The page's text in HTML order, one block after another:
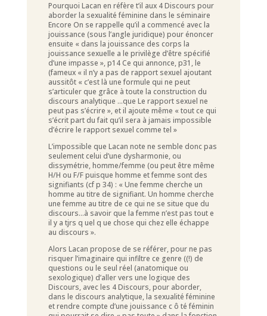
Pourquoi Lacan en réfère t’il aux 4 Discours pour
aborder la sexualité féminine dans le séminaire
Encore On se rappelle qu’il a commencé avec la
jouissance (sous l’angle juridique) pour énoncer
ensuite « dans la jouissance des corps la
jouissance sexuelle a le privilège d’être spécifié
d’une impasse », p14 Ce qui annonce, p31, le
(fameux « il n’y a pas de rapport sexuel ajoutant
aussitôt « c’est là une formule qui ne peut
s’articuler que grâce à toute la construction du
discours analytique …que Le rapport sexuel ne
peut pas s’écrire », et il ajoute même « tout ce qui
s’écrit part du fait qu’il sera à jamais impossible
d’écrire le rapport sexuel comme tel »
L’impossible que Lacan note ne semble donc pas
seulement celui d’une dysharmonie, ou
dissymétrie, homme/femme (ou peut être même
H/H ou F/F puisque homme et femme sont des
signifiants (cf p 34) : « Une femme cherche un
homme au titre de signifiant. Un homme cherche
une femme au titre de ce qui ne se situe que du
discours…à savoir que la femme n’est pas tout e
il y a tjrs q uel q ue chose qui chez elle échappe
au discours ».
Alors Lacan propose de se référer, pour ne pas
risquer l’imaginaire qui infiltre ce genre ((!) de
questions ou le seul réel (anatomique ou
sexologique) d’aller vers une logique des
Discours, avec les 4 Discours, pour aborder,
dans le discours analytique, la sexualité féminine
et rendre compte d’une jouissance c ô té féminin